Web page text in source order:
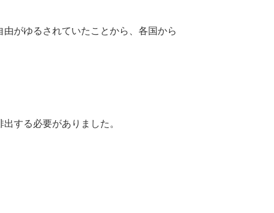
がゆるされていたことから、各国から
する必要がありました。